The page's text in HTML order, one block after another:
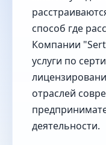
способ где
Компании
услуги по
отраслей
деятельности.